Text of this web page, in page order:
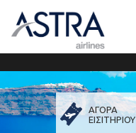
ΑΓΟΡΑ
ΕΙΣΙΤΗΡΙΟΥ